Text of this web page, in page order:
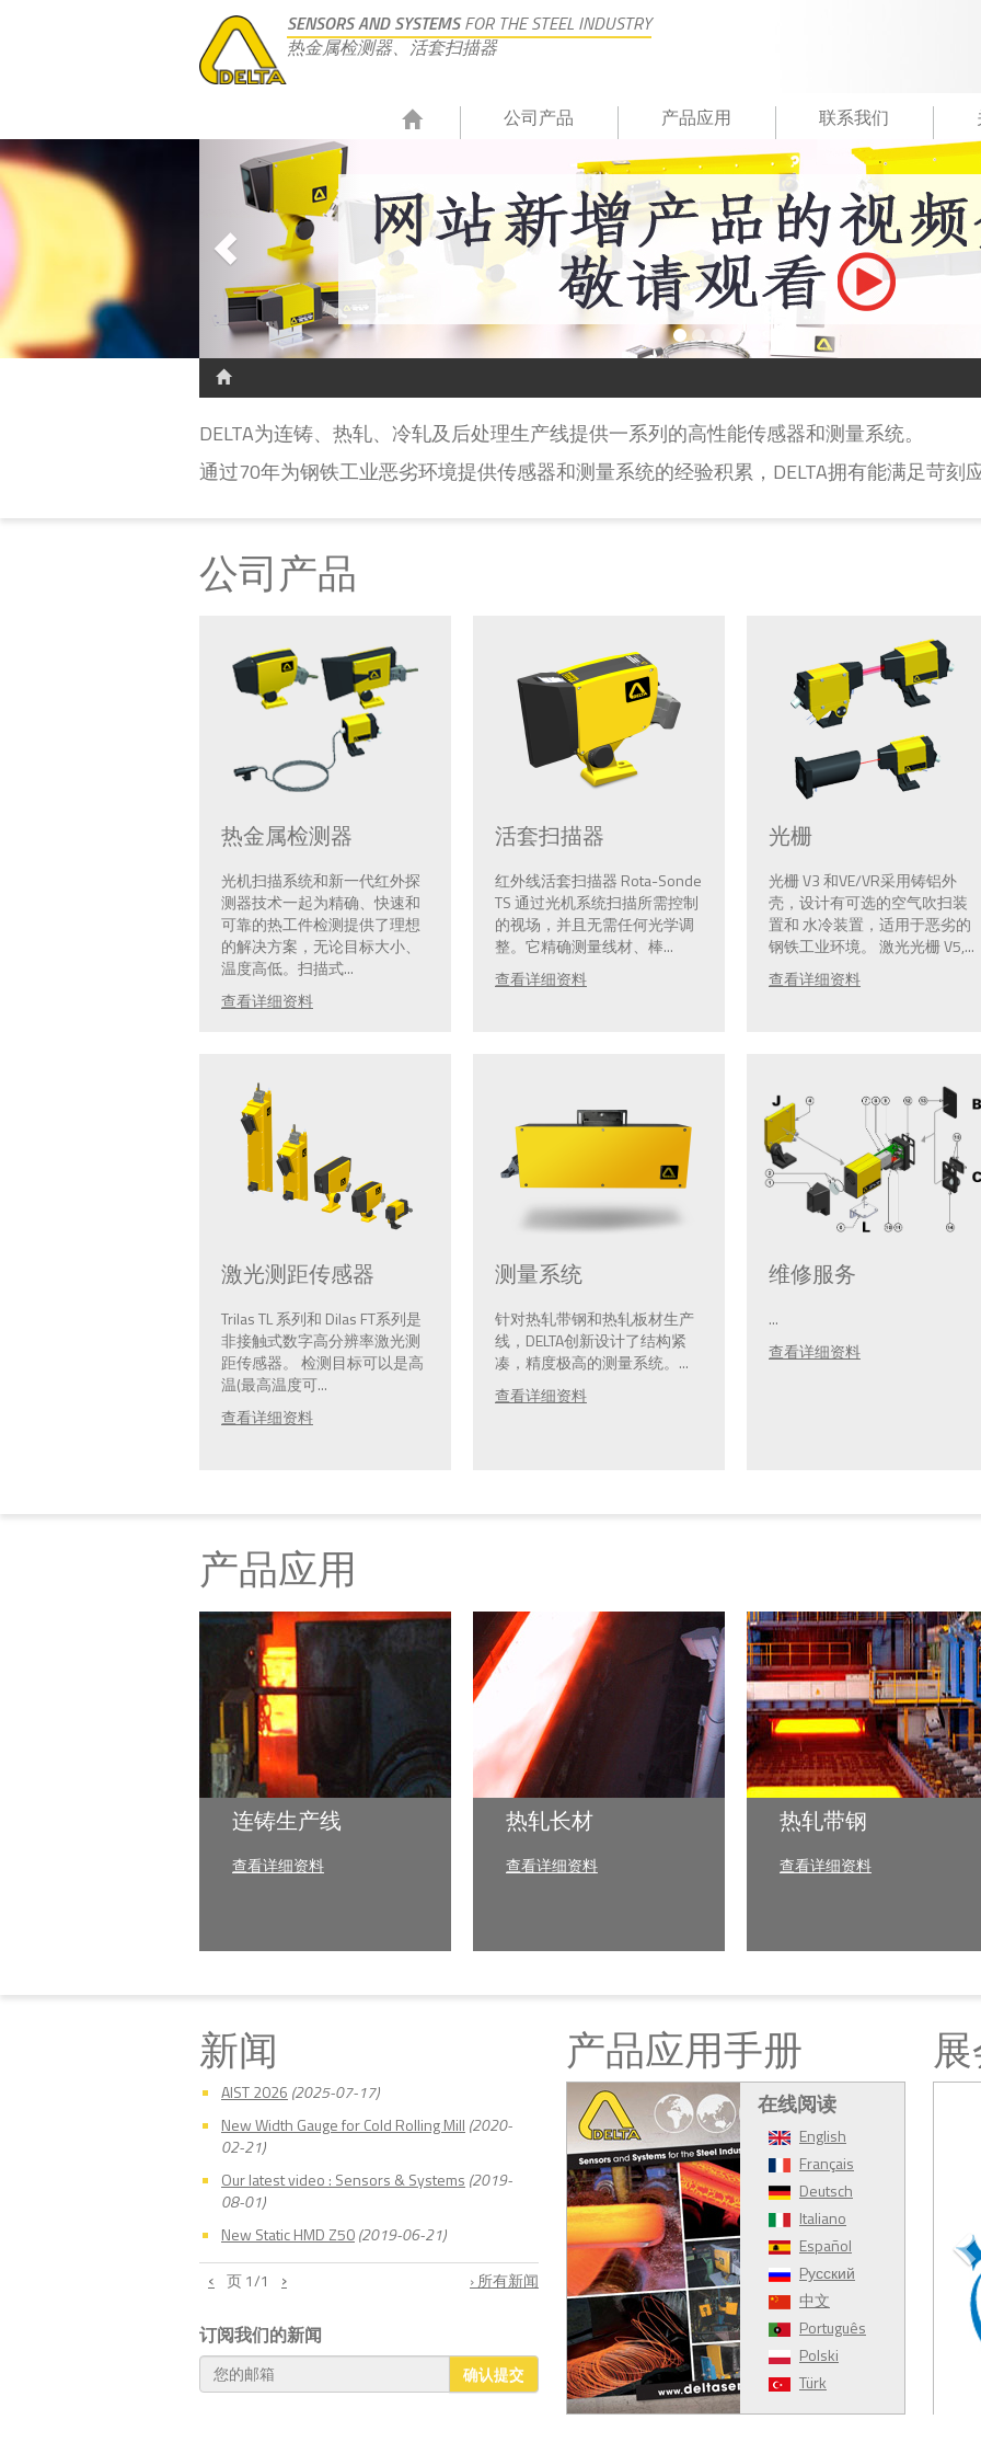
SENSORS AND SYSTEMSFOR THE STEEL INDUSTRY
热金属检测器、活套扫描器
公司产品 产品应用 联系我们
DELTA为连铸、热轧、冷轧及后处理生产线提供一系列的高性能传感器和测量系统。
通过70年为钢铁工业恶劣环境提供传感器和测量系统的经验积累，DELTA拥有能满足苛刻
公司产品
热金属检测器
光机扫描系统和新一代红外探
测器技术一起为精确、快速和
可靠的热工件检测提供了理想
的解决方案，无论目标大小、
温度高低。扫描式...
查看详细资料
活套扫描器
红外线活套扫描器 Rota-Sonde
TS 通过光机系统扫描所需控制
的视场，并且无需任何光学调
整。它精确测量线材、棒...
查看详细资料
光栅
光栅 V3 和VE/VR采用铸铝外
壳，设计有可选的空气吹扫装
置和 水冷装置，适用于恶劣的
钢铁工业环境。 激光光栅 V5,...
查看详细资料
激光测距传感器
Trilas TL 系列和 Dilas FT系列是
非接触式数字高分辨率激光测
距传感器。 检测目标可以是高
温(最高温度可...
查看详细资料
测量系统
针对热轧带钢和热轧板材生产
线，DELTA创新设计了结构紧
凑，精度极高的测量系统。...
查看详细资料
维修服务
...
查看详细资料
产品应用
连铸生产线
查看详细资料
热轧长材
查看详细资料
热轧带钢
查看详细资料
新闻
AIST 2026 (2025-07-17)
New Width Gauge for Cold Rolling Mill (2020-
02-21)
Our latest video : Sensors & Systems (2019-
08-01)
New Static HMD Z50(2019-06-21)
‹ 页1/1 › › 所有新闻
订阅我们的新闻
确认提交
产品应用手册
在线阅读
English
Français
Deutsch
Italiano
Español
Pусский
中文
Português
Polski
Türk